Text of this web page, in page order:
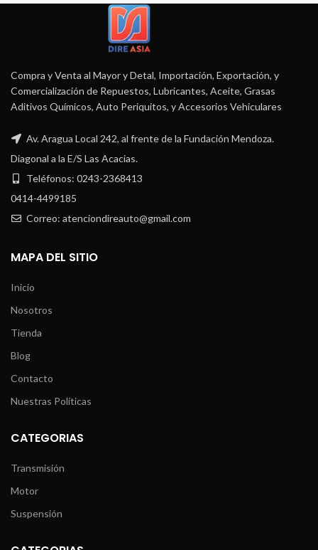
Compra y Venta al Mayor y Detal, Importación, Exportación, y
Comercialización de Repuestos, Lubricantes, Aceite, Grasas
Aditivos Químicos, Auto Periquitos, y Accesorios Vehiculares
Av. Aragua Local 242, al frente de la Fundación Mendoza.
Diagonal a la E/S Las Acacias.
Teléfonos: 0243-2368413
0414-4499185
Correo: atenciondireauto@gmail.com
MAPA DEL SITIO
Inicio
Nosotros
Tienda
Blog
Contacto
Nuestras Políticas
CATEGORIAS
Transmisión
Motor
Suspensión